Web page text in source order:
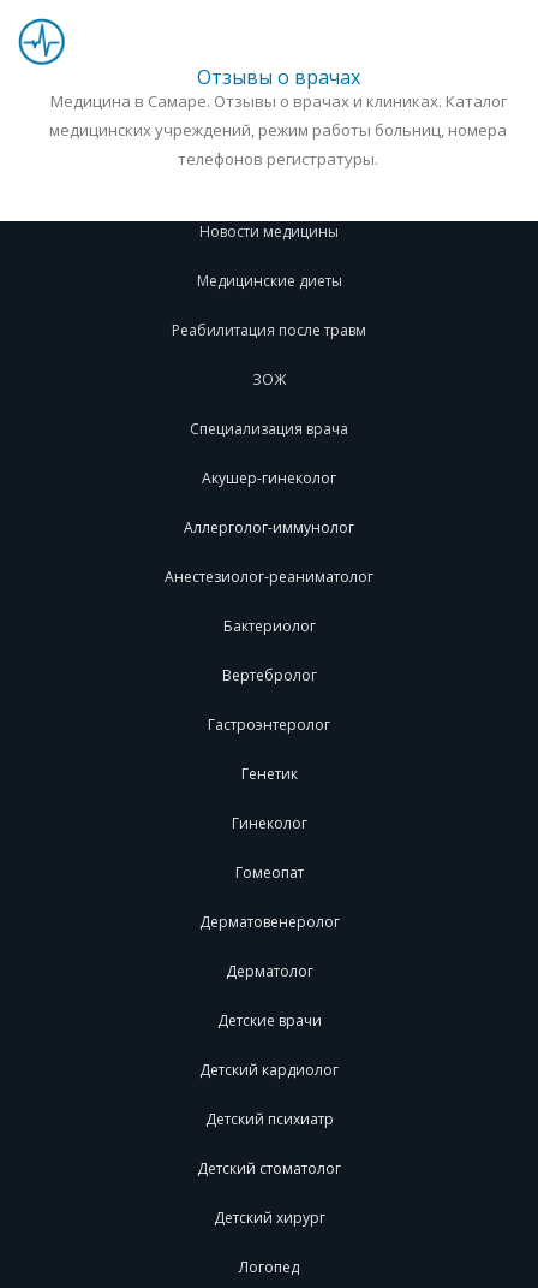
Отзывы о врачах
Медицина в Самаре. Отзывы о врачах и клиниках. Каталог
медицинских учреждений, режим работы больниц, номера
телефонов регистратуры.
Новости медицины
Медицинские диеты
Реабилитация после травм
ЗОЖ
Специализация врача
Акушер-гинеколог
Аллерголог-иммунолог
Анестезиолог-реаниматолог
Бактериолог
Вертебролог
Гастроэнтеролог
Генетик
Гинеколог
Гомеопат
Дерматовенеролог
Дерматолог
Детские врачи
Детский кардиолог
Детский психиатр
Детский стоматолог
Детский хирург
Логопед